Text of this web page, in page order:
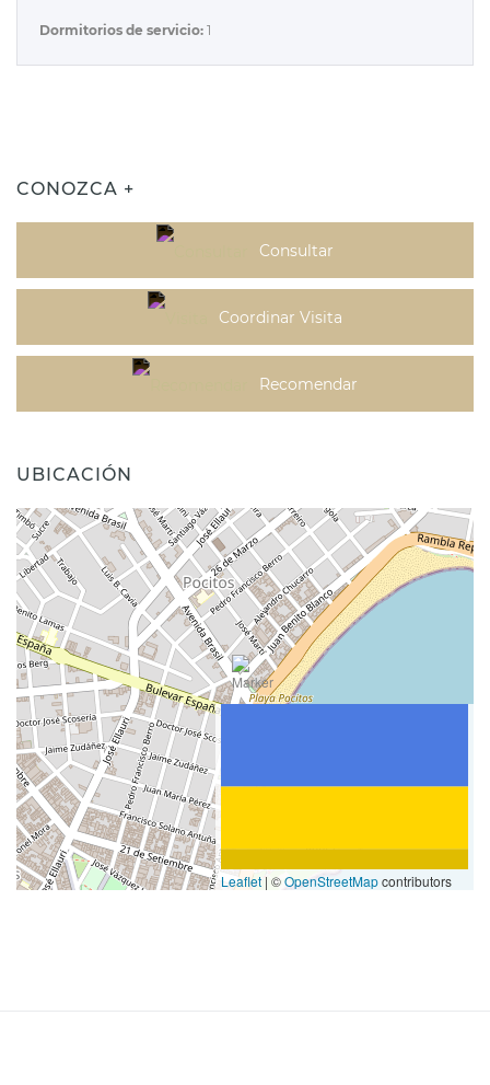
Dormitorios de servicio: 1
CONOZCA +
Consultar
Coordinar Visita
Recomendar
UBICACIÓN
Leaflet | ©OpenStreetMapcontributors